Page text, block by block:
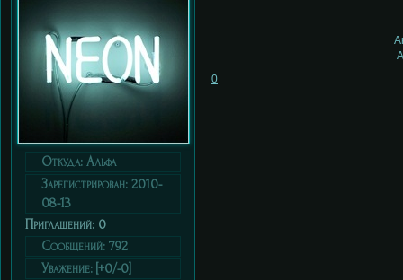
Откуда: Альфа
Зарегистрирован: 2010-
08-13
Приглашений: 0
Сообщений: 792
Уважение: [+0/-0]
0